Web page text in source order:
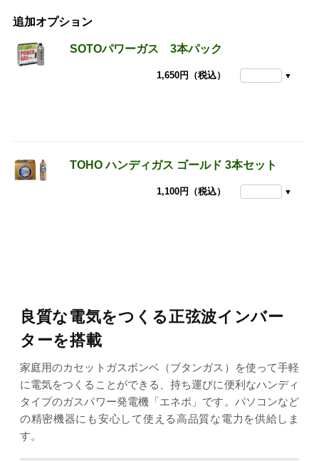
追加オプション
SOTOパワーガス 3本パック
1,650円（税込）
TOHO ハンディガス ゴールド 3本セット
1,100円（税込）
良質な電気をつくる正弦波インバー
ターを搭載
家庭用のカセットガスボンベ（ブタンガス）を使って手軽
に電気をつくることができる、持ち運びに便利なハンディ
タイプのガスパワー発電機「エネポ」です。パソコンなど
の精密機器にも安心して使える高品質な電力を供給しま
す。